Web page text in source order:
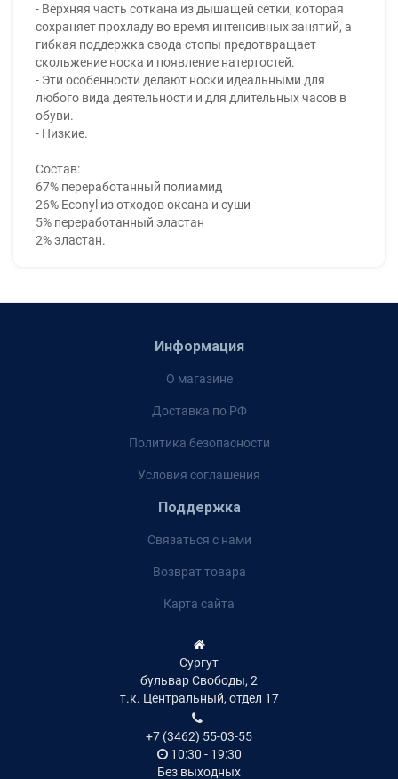
- Верхняя часть соткана из дышащей сетки, которая
сохраняет прохладу во время интенсивных занятий, а
гибкая поддержка свода стопы предотвращает
скольжение носка и появление натертостей.
- Эти особенности делают носки идеальными для
любого вида деятельности и для длительных часов в
обуви.
- Низкие.
Состав:
67% переработанный полиамид
26% Econyl из отходов океана и суши
5% переработанный эластан
2% эластан.
Информация
О магазине
Доставка по РФ
Политика безопасности
Условия соглашения
Поддержка
Связаться с нами
Возврат товара
Карта сайта
Сургут
бульвар Свободы, 2
т.к. Центральный, отдел 17
+7 (3462) 55-03-55
10:30 - 19:30
Без выходных